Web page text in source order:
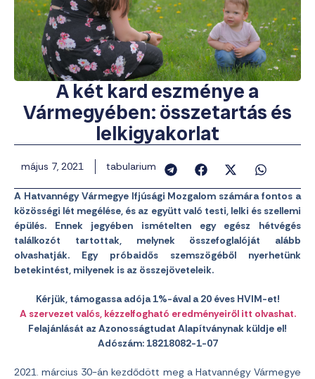
A két kard eszménye a
Vármegyében: összetartás és
lelkigyakorlat
május 7, 2021 tabularium
A Hatvannégy Vármegye Ifjúsági Mozgalom számára fontos a
közösségi lét megélése, és az együtt való testi, lelki és szellemi
épülés. Ennek jegyében ismételten egy egész hétvégés
találkozót tartottak, melynek összefoglalóját alább
olvashatják. Egy próbaidős szemszögéből nyerhetünk
betekintést, milyenek is az összejöveteleik.
Kérjük, támogassa adója 1%-ával a 20 éves HVIM-et!
A szervezet valós, kézzelfogható eredményeiről itt olvashat.
Felajánlását az Azonosságtudat Alapítványnak küldje el!
Adószám: 18218082-1-07
2021. március 30-án kezdődött meg a Hatvannégy Vármegye